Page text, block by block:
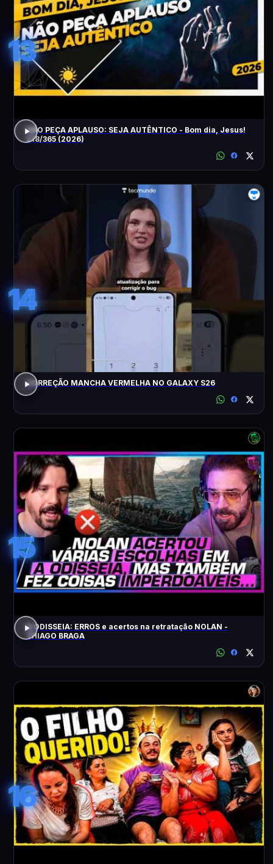
13
NÃO PEÇA APLAUSO: SEJA AUTÊNTICO - Bom dia, Jesus!
218/365 (2026)
14
CORREÇÃO MANCHA VERMELHA NO GALAXY S26
15
A ODISSEIA: ERROS e acertos na retratação NOLAN -
THIAGO BRAGA
16